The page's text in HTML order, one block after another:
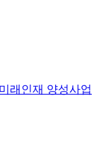
래인재 양성사업